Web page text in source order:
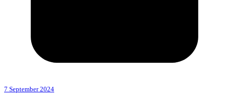
7 September 2024